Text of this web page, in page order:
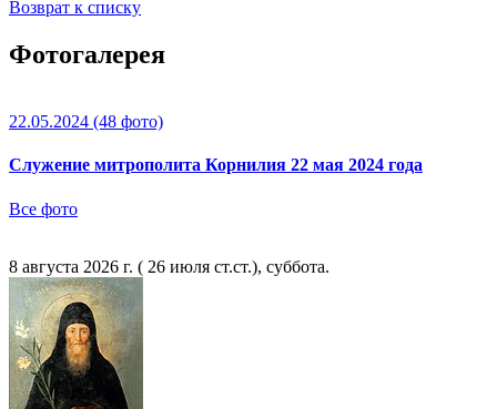
Возврат к списку
Фотогалерея
22.05.2024 (48 фото)
Служение митрополита Корнилия 22 мая 2024 года
Все фото
8 августа 2026 г. ( 26 июля ст.ст.), суббота.